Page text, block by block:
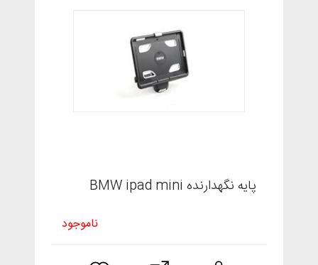
پایه نگهدارنده BMW ipad mini
ناموجود